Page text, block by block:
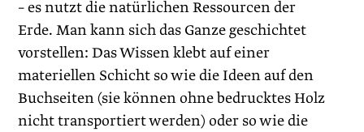
– es nutzt die natürlichen Ressourcen der
Erde. Man kann sich das Ganze geschichtet
vorstellen: Das Wissen klebt auf einer
materiellen Schicht so wie die Ideen auf den
Buchseiten (sie können ohne bedrucktes Holz
nicht transportiert werden) oder so wie die